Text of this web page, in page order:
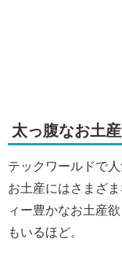
太っ腹なお土産
テックワールドで
お土産にはさまざ
ィー豊かなお土産
もいるほど。